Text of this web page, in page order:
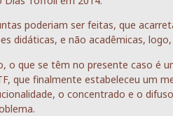
poderiam ser feitas, que
didáticas, e não acadêmicas,
o que se têm no presente caso é
que finalmente estabeleceu um
o concentrado e o